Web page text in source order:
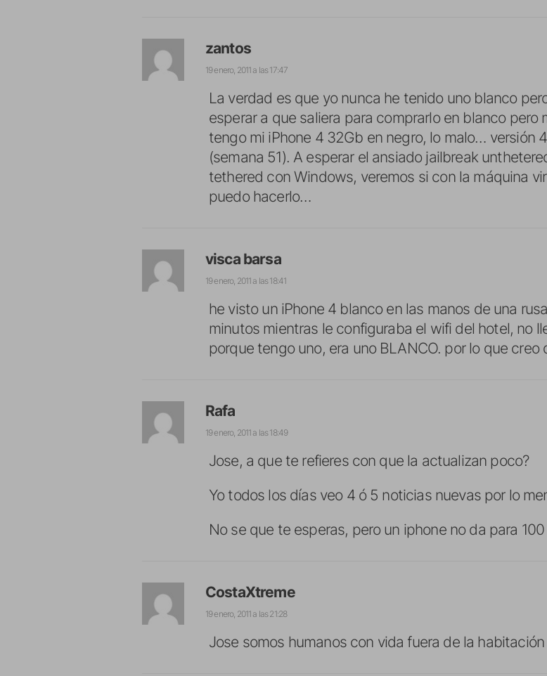
zantos
19 enero, 2011 a las 17:47
La verdad es que yo nunca he tenido uno blanco
esperar a que saliera para comprarlo en blanco pero
tengo mi iPhone 4 32Gb en negro, lo malo… versión
(semana 51). A esperar el ansiado jailbreak
tethered con Windows, veremos si con la máquina
puedo hacerlo…
visca barsa
19 enero, 2011 a las 18:41
he visto un iPhone 4 blanco en las manos de una
minutos mientras le configuraba el wifi del hotel, no
porque tengo uno, era uno BLANCO. por lo que creo
Rafa
19 enero, 2011 a las 18:49
Jose, a que te refieres con que la actualizan poco?
Yo todos los días veo 4 ó 5 noticias nuevas por lo
No se que te esperas, pero un iphone no da para
CostaXtreme
19 enero, 2011 a las 21:28
Jose somos humanos con vida fuera de la habitación